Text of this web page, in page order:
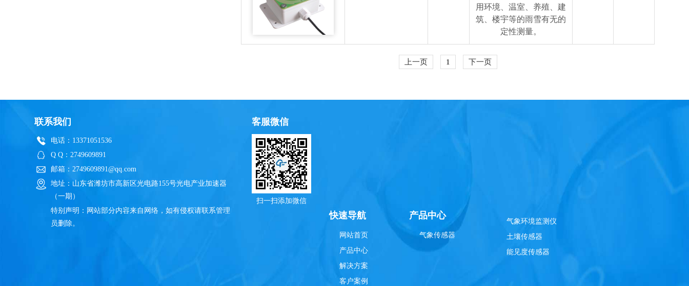
用环境、温室、养殖、建
筑、楼宇等的雨雪有无的
定性测量。
上一页 1 下一页
联系我们
电话：13371051536
Q Q：2749609891
邮箱：2749609891@qq.com
地址：山东省潍坊市高新区光电路155号光电产业加速器
（一期）
特别声明：网站部分内容来自网络，如有侵权请联系管理
员删除。
客服微信
扫一扫添加微信
快速导航
网站首页
产品中心
解决方案
客户案例
产品中心
气象传感器
气象环境监测仪
土壤传感器
能见度传感器